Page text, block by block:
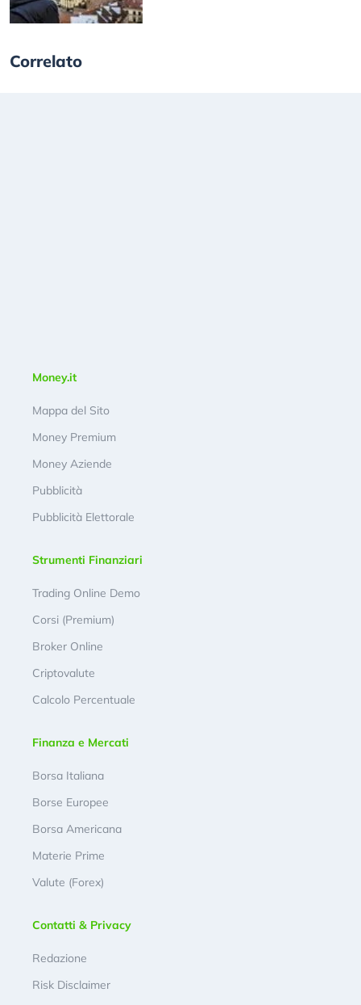
Correlato
Money.it
Mappa del Sito
Money Premium
Money Aziende
Pubblicità
Pubblicità Elettorale
Strumenti Finanziari
Trading Online Demo
Corsi (Premium)
Broker Online
Criptovalute
Calcolo Percentuale
Finanza e Mercati
Borsa Italiana
Borse Europee
Borsa Americana
Materie Prime
Valute (Forex)
Contatti & Privacy
Redazione
Risk Disclaimer